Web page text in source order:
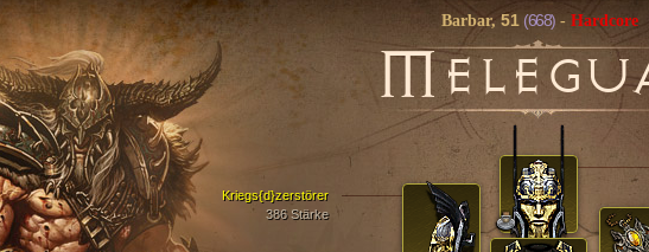
Barbar, 51 (668) - Hardcore
M
Kriegs{d}zerstörer
386 Stärke